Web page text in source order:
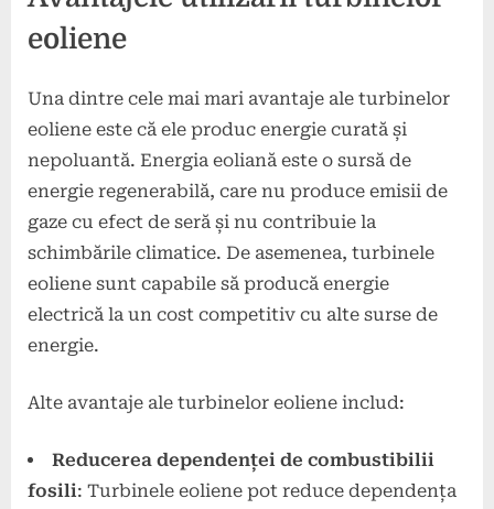
eoliene
Una dintre cele mai mari avantaje ale turbinelor
eoliene este că ele produc energie curată și
nepoluantă. Energia eoliană este o sursă de
energie regenerabilă, care nu produce emisii de
gaze cu efect de seră și nu contribuie la
schimbările climatice. De asemenea, turbinele
eoliene sunt capabile să producă energie
electrică la un cost competitiv cu alte surse de
energie.
Alte avantaje ale turbinelor eoliene includ:
Reducerea dependenței de combustibilii
fosili: Turbinele eoliene pot reduce dependența